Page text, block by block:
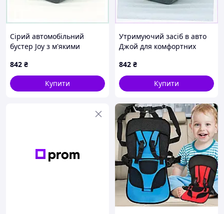
Сірий автомобільний
бустер Joy з м'якими
842 ₴
Купити
Утримуючий засіб в авто
Джой для комфортних
M90EX04053
842 ₴
Купити